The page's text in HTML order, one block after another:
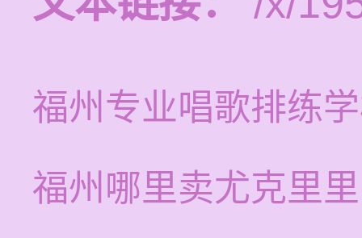
福州专业唱歌排练
福州哪里卖尤克里